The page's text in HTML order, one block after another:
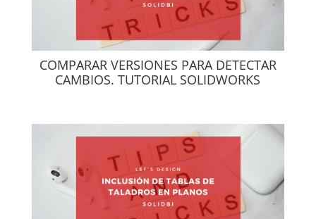
COMPARAR VERSIONES PARA DETECTAR
CAMBIOS. TUTORIAL SOLIDWORKS